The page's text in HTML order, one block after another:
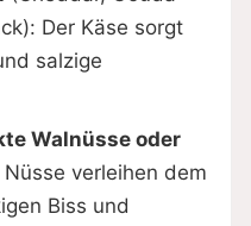
Der Käse sorgt
salzige
Walnüsse oder
Nüsse verleihen dem
Biss und